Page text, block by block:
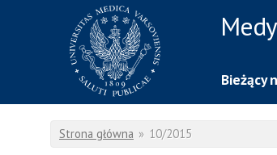
Przejdź do treściRzecznik Prasowy
Warszawskiego Uniwersytetu Medycznego
Bieżący
Jesteś tutaj
Strona główna » 10/2015